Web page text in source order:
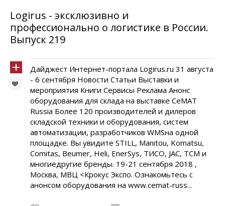
Logirus - эксклюзивно и
профессионально о логистике в России.
Выпуск 219
Дайджест Интернет-портала Logirus.ru 31 августа
- 6 сентября Новости Статьи Выставки и
мероприятия Книги Сервисы Реклама Анонс
оборудования для склада на выставке CeMAT
Russia Более 120 производителей и дилеров
складской техники и оборудования, систем
автоматизации, разработчиков WMSна одной
площадке. Вы увидите STILL, Manitou, Komatsu,
Comitas, Beumer, Heli, EnerSys, ТИСО, JAC, ТСМ и
многиедругие бренды. 19-21 сентября 2018 ,
Москва, МВЦ <Крокус Экспо. Ознакомьтесь с
анонсом оборудования на www.cemat-russ...